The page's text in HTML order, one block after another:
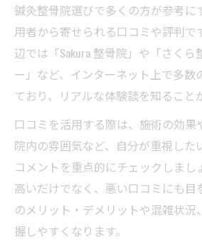
国家資格スタッフが在籍
安心感
鍼灸整骨院選びで重視す
グ力
施術前説明が丁寧な鍼灸整
る
痛みの少ない鍼灸整骨院
介
美容鍼や産後ケアに強い整骨
美容鍼が人気の鍼灸整骨
鍼灸整骨院選びで多くの方が参考に
用者から寄せられる口コミや評判で
辺では「Sakura 整骨院」や「さく
ー」など、インターネット上で多数
ており、リアルな体験談を知ること
口コミを活用する際は、施術の効果
院内の雰囲気など、自分が重視した
コメントを重点的にチェックしまし
高いだけでなく、悪い口コミにも目
のメリット・デメリットや混雑状
握しやすくなります。